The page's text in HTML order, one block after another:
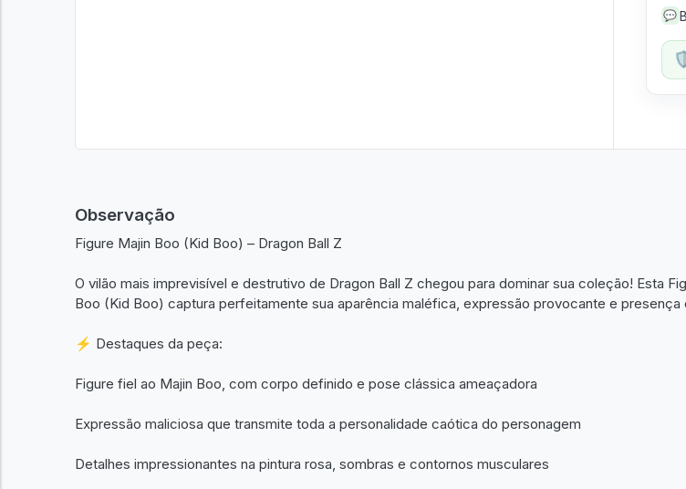
💬
Observação
Figure Majin Boo (Kid Boo) – Dragon Ball Z
O vilão mais imprevisível e destrutivo de Dragon Ball Z chegou para dominar sua coleção! Esta
Boo (Kid Boo) captura perfeitamente sua aparência maléfica, expressão provocante e presença
⚡ Destaques da peça:
Figure fiel ao Majin Boo, com corpo definido e pose clássica ameaçadora
Expressão maliciosa que transmite toda a personalidade caótica do personagem
Detalhes impressionantes na pintura rosa, sombras e contornos musculares